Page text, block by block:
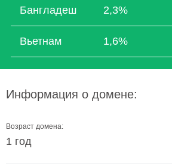
Бангладеш 2,3%
Вьетнам 1,6%
Информация о домене:
Возраст домена:
1 год